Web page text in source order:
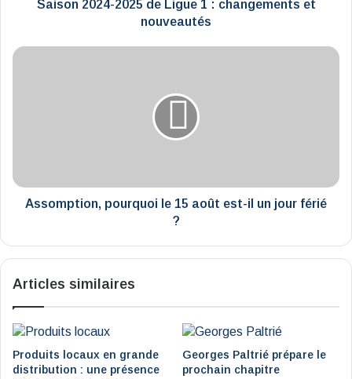
nouveautés
Saison 2024-2025 de Ligue 1 : changements et
nouveautés
Assomption,
jour
férié
Assomption, pourquoi le 15 août est-il un jour férié
?
Articles similaires
Produits locaux en grande
distribution : une présence
Georges Paltrié prépare le
prochain chapitre